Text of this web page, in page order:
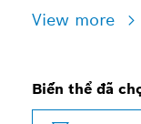
View more
Biến thể đã